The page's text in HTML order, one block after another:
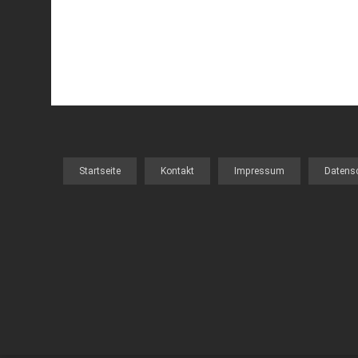
FOOTER
Startseite Kontakt Impressum